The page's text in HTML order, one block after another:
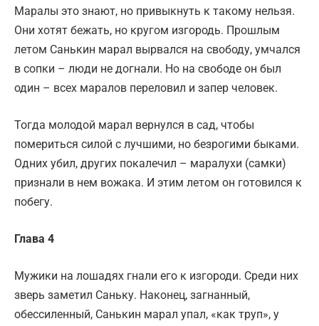
Маралы это знают, но привыкнуть к такому нельзя.
Они хотят бежать, но кругом изгородь. Прошлым
летом Санькин марал вырвался на свободу, умчался
в сопки – люди не догнали. Но на свободе он был
один – всех маралов переловил и запер человек.
Тогда молодой марал вернулся в сад, чтобы
помериться силой с лучшими, но безрогими быками.
Одних убил, других покалечил – маралухи (самки)
признали в нем вожака. И этим летом он готовился к
побегу.
Глава 4
Мужики на лошадях гнали его к изгороди. Среди них
зверь заметил Саньку. Наконец, загнанный,
обессиленный, Санькин марал упал, «как труп», у